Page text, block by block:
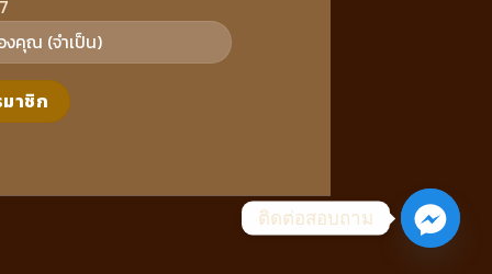
ติดต่อสอบถาม